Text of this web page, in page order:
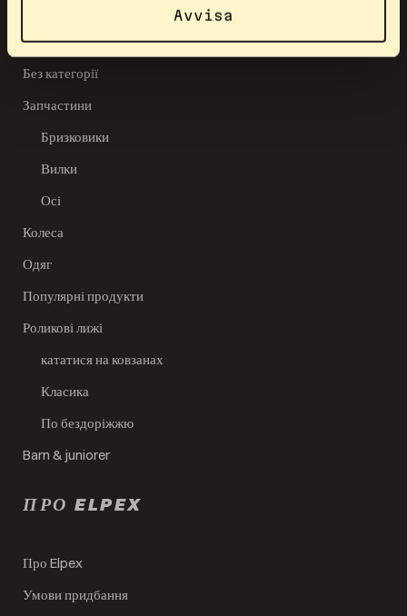
Avvisa
Шоломи
Без категорії
Запчастини
Бризковики
Вилки
Осі
Колеса
Одяг
Популярні продукти
Роликові лижі
кататися на ковзанах
Класика
По бездоріжжю
Barn & juniorer
ПРО ELPEX
Про Elpex
Умови придбання